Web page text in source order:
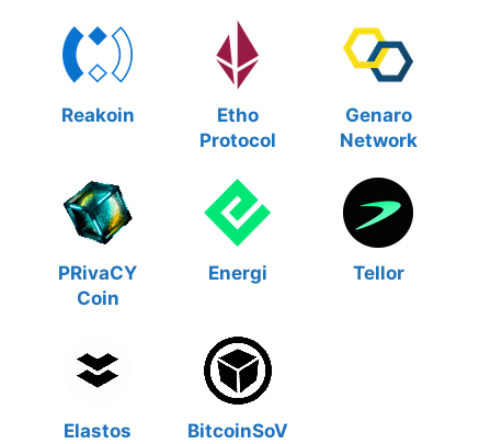
Reakoin
Etho
Protocol
Genaro
Network
PRivaCY
Coin
Energi Tellor
Elastos BitcoinSoV